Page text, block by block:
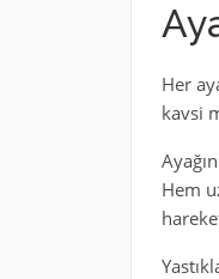
Her
kavsi
Hem